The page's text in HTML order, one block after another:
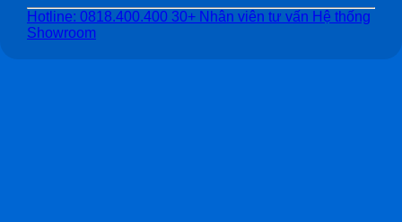
Hotline: 0818.400.400 30+ Nhân viên tư vấn Hệ thống
Showroom